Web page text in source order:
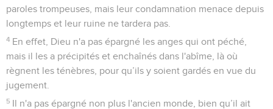
paroles trompeuses, mais leur condamnation menace depuis
longtemps et leur ruine ne tardera pas.
4 En effet, Dieu n'a pas épargné les anges qui ont péché,
mais il les a précipités et enchaînés dans l'abîme, là où
règnent les ténèbres, pour qu’ils y soient gardés en vue du
jugement.
5 Il n'a pas épargné non plus l'ancien monde, bien qu’il ait